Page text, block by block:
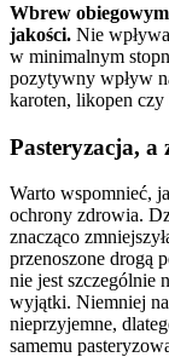
Wbrew
jakości. Nie
w minimalnym
pozytywny wpływ
karoten, likopen czy
Pasteryzacja, a
Warto wspomnieć,
ochrony zdrowia.
znacząco
przenoszone drogą
nie jest szczególnie
wyjątki. Niemniej
nieprzyjemne,
samemu